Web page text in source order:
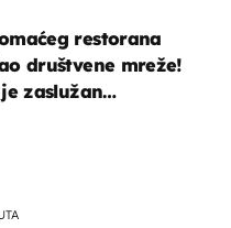
restorana
društvene mreže!
zaslužan